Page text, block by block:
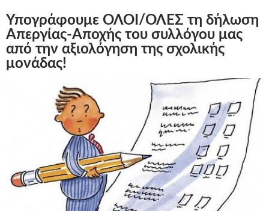
Υπογράφουμε ΟΛΟΙ/ΟΛΕΣ τη δήλωση
Απεργίας-Αποχής του συλλόγου μας
από την αξιολόγηση της σχολικής
μονάδας!